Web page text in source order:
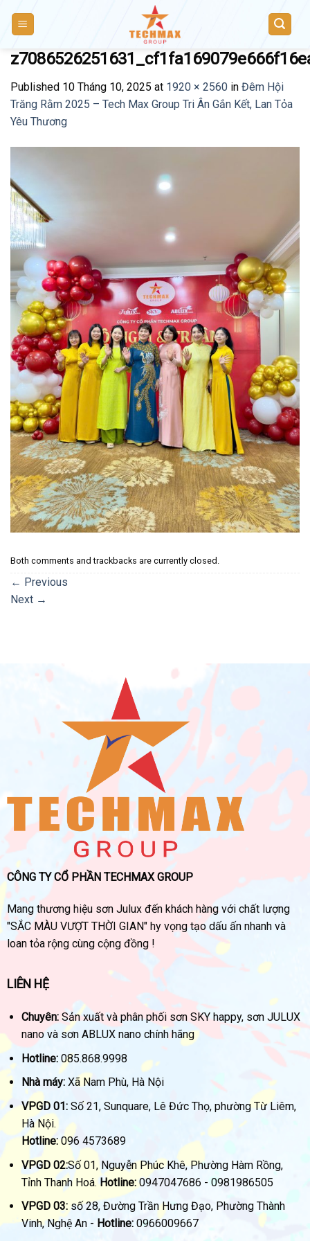
Published 10 Tháng 10, 2025 at 1920 × 2560 in Đêm Hội
Trăng Rằm 2025 – Tech Max Group Tri Ân Gắn Kết, Lan Tỏa
Yêu Thương
Both comments and trackbacks are currently closed.
← Previous
Next →
CÔNG TY CỔ PHẦN TECHMAX GROUP
Mang thương hiệu sơn Julux đến khách hàng với chất lượng
"SẮC MÀU VƯỢT THỜI GIAN" hy vọng tạo dấu ấn nhanh và
loan tỏa rộng cùng cộng đồng !
LIÊN HỆ
Chuyên:Sản xuất và phân phối sơn SKY happy, sơn JULUX
nano và sơn ABLUX nano chính hãng
Hotline:085.868.9998
Nhà máy:Xã Nam Phù, Hà Nội
VPGD 01:Số 21, Sunquare, Lê Đức Thọ, phường Từ Liêm,
Hà Nội.
Hotline:096 4573689
VPGD 02:Số 01, Nguyễn Phúc Khê, Phường Hàm Rồng,
Tỉnh Thanh Hoá.Hotline:0947047686 - 0981986505
VPGD 03:số 28, Đường Trần Hưng Đạo, Phường Thành
Vinh, Nghệ An - Hotline:0966009667